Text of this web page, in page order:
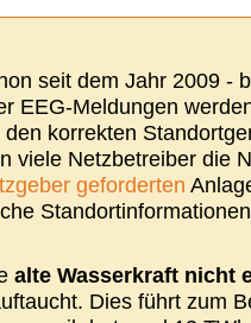
seit dem Jahr 2009 -
EEG-Meldungen
korrekten
viele Netzbetreiber die
geforderten
alte Wasserkraft nicht
Dies führt zum